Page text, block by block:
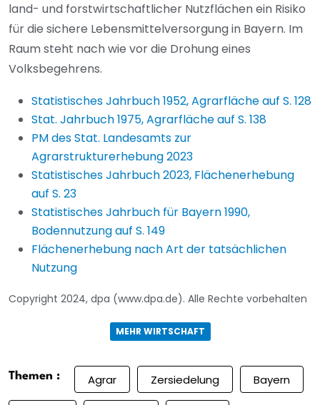
land- und forstwirtschaftlicher Nutzflächen ein Risiko
für die sichere Lebensmittelversorgung in Bayern. Im
Raum steht nach wie vor die Drohung eines
Volksbegehrens.
Statistisches Jahrbuch 1952, Agrarfläche auf S. 128
Stat. Jahrbuch 1975, Agrarfläche auf S. 138
PM des Stat. Landesamts zur
Agrarstrukturerhebung 2023
Statistisches Jahrbuch 2023, Flächenerhebung
auf S. 23
Statistisches Jahrbuch für Bayern 1990,
Bodennutzung auf S. 149
Flächenerhebung nach Art der tatsächlichen
Nutzung
Copyright 2024, dpa (www.dpa.de). Alle Rechte vorbehalten
MEHR WIRTSCHAFT
Themen : Agrar Zersiedelung Bayern